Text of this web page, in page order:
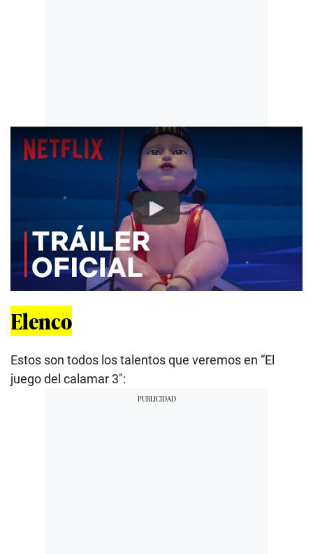
Play
Elenco
Estos son todos los talentos que veremos en “El
juego del calamar 3″: